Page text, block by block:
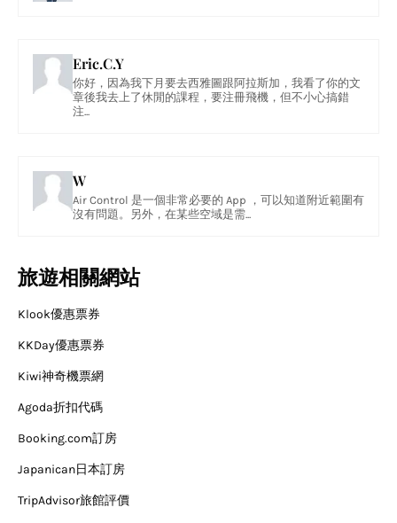
Eric.C.Y
你好，因為我下月要去西雅圖跟阿拉斯加，我看了你的文
章後我去上了休閒的課程，要注冊飛機，但不小心搞錯
注...
W
Air Control 是一個非常必要的 App ，可以知道附近範圍有
沒有問題。另外，在某些空域是需...
旅遊相關網站
Klook優惠票券
KKDay優惠票券
Kiwi神奇機票網
Agoda折扣代碼
Booking.com訂房
Japanican日本訂房
TripAdvisor旅館評價